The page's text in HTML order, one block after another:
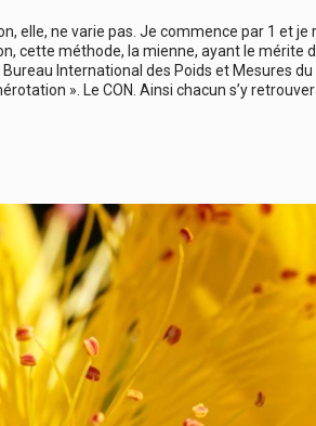
elle, ne varie pas. Je commence par 1 et je
cette méthode, la mienne, ayant le mérite
International des Poids et Mesures
». Le CON. Ainsi chacun s’y